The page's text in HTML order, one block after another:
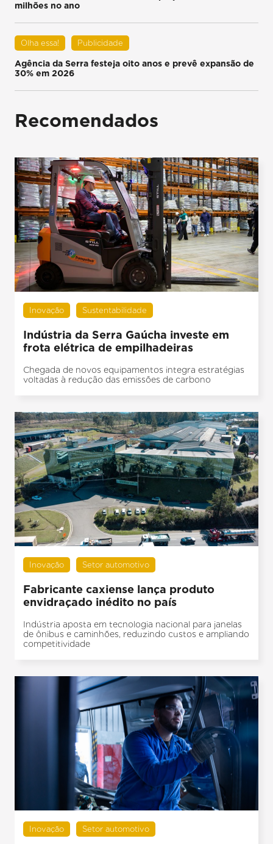
milhões no ano
Olha essa! Publicidade
Agência da Serra festeja oito anos e prevê expansão de
30% em 2026
Recomendados
Inovação Sustentabilidade
Indústria da Serra Gaúcha investe em
frota elétrica de empilhadeiras
Chegada de novos equipamentos integra estratégias
voltadas à redução das emissões de carbono
Inovação Setor automotivo
Fabricante caxiense lança produto
envidraçado inédito no país
Indústria aposta em tecnologia nacional para janelas
de ônibus e caminhões, reduzindo custos e ampliando
competitividade
Inovação Setor automotivo